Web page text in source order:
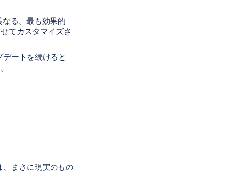
なる。最も効果的
てカスタマイズさ
デートを続けると
、まさに現実のもの